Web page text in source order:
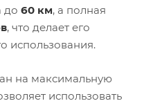
до 60 км, а полная
, что делает его
использования.
на максимальную
использовать